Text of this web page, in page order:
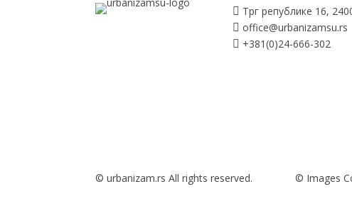
 Трг републике 16,
 office@urbanizamsu.rs
 +381(0)24-666-302
© urbanizam.rs All rights reserved. © Images